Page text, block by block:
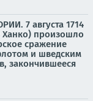
7 августа 1714
Ханко) произошло
сражение
и шведским
закончившееся